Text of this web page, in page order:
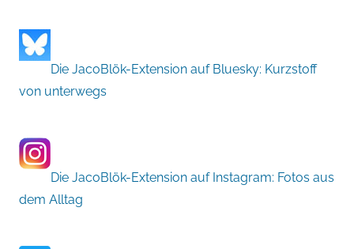
Die JacoBlök-Extension auf Bluesky: Kurzstoff
von unterwegs
Die JacoBlök-Extension auf Instagram: Fotos aus
dem Alltag